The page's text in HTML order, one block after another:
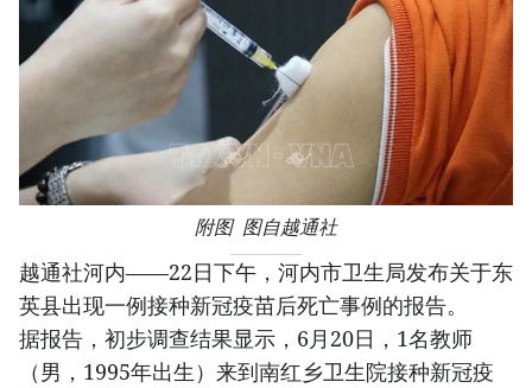
附图 图自越通社
越通社河内——22日下午，河内市卫生局发布关于东
英县出现一例接种新冠疫苗后死亡事例的报告。
据报告，初步调查结果显示，6月20日，1名教师
（男，1995年出生）来到南红乡卫生院接种新冠疫